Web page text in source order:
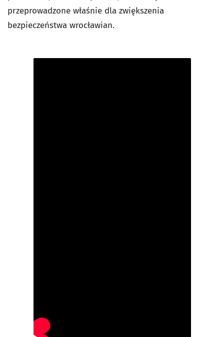
przeprowadzone właśnie dla zwiększenia
bezpieczeństwa wrocławian.